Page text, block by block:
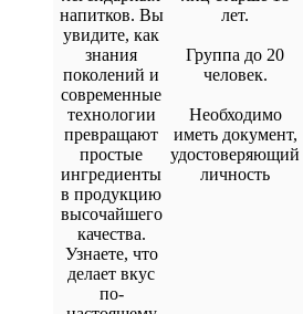
напитков. Вы
увидите, как
знания
поколений и
современные
технологии
превращают
простые
ингредиенты
в продукцию
высочайшего
качества.
Узнаете, что
делает вкус
по-
лет.
Группа до 20
человек.
Необходимо
иметь документ,
удостоверяющий
личность